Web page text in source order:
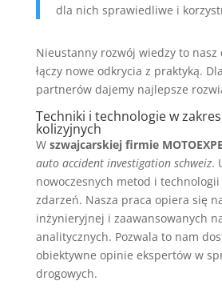
dla nich sprawiedliwe i
Nieustanny rozwój wiedzy to nasz
łączy nowe odkrycia z praktyką.
partnerów dajemy najlepsze
Techniki i technologie w
kolizyjnych
W szwajcarskiej firmie
auto accident investigation schweiz.
nowoczesnych metod i
zdarzeń. Nasza praca opiera się
inżynieryjnej i zaawansowanych
analitycznych. Pozwala to nam
obiektywne opinie ekspertów w
drogowych.